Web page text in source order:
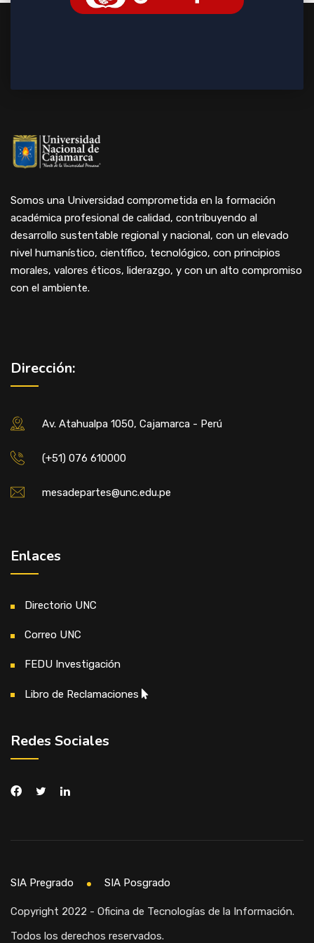
Somos una Universidad comprometida en la formación
académica profesional de calidad, contribuyendo al
desarrollo sustentable regional y nacional, con un elevado
nivel humanístico, científico, tecnológico, con principios
morales, valores éticos, liderazgo, y con un alto compromiso
con el ambiente.
Dirección:
Av. Atahualpa 1050, Cajamarca - Perú
(+51) 076 610000
mesadepartes@unc.edu.pe
Enlaces
Directorio UNC
Correo UNC
FEDU Investigación
Libro de Reclamaciones
Redes Sociales
Copyright 2022 - Oficina de Tecnologías de la Información.
Todos los derechos reservados.
SIA Pregrado SIA Posgrado